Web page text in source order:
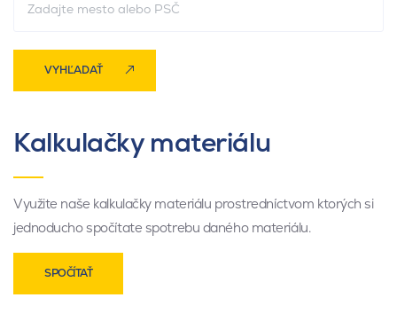
VYHĽADAŤ
Kalkulačky materiálu
Využite naše kalkulačky materiálu prostredníctvom ktorých si
jednoducho spočítate spotrebu daného materiálu.
SPOČÍTAŤ